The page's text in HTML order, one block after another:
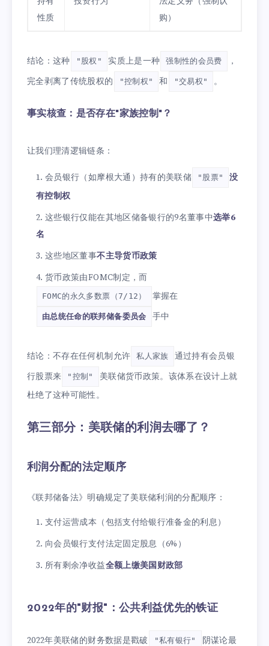
性质
购）
结论：这种 "股权" 实质上是一种 强制性的会员费
，
完全剥离了传统股权的
"控制权" 和 "交易权" 。
事实核查：是否存在"家族控制"？
让我们理清逻辑链条：
会员银行（如摩根大通）持有的美联储 "股票"
没
有控制权
这些银行仅能在其地区储备银行的9名董事中选举6
名
这些地区董事不主导货币政策
货币政策由FOMC制定，而
FOMC的永久多数票（7/12） 掌握在
由总统任命的联邦储备委员会 手中
结论：不存在任何机制允许 私人家族
通过持有会员银
行股票来
"控制"
美联储货币政策。该体系在设计上就
杜绝了这种可能性。
第三部分：美联储的利润去哪了？
利润分配的法定顺序
《联邦储备法》明确规定了美联储利润的分配顺序：
支付运营成本（包括支付给银行准备金的利息）
向会员银行支付法定固定股息（6%）
所有剩余净收益全额上缴美国财政部
2022年的"财报"：公共利益优先的铁证
2022年美联储的财务数据是戳破 "私有银行" 阴谋论最